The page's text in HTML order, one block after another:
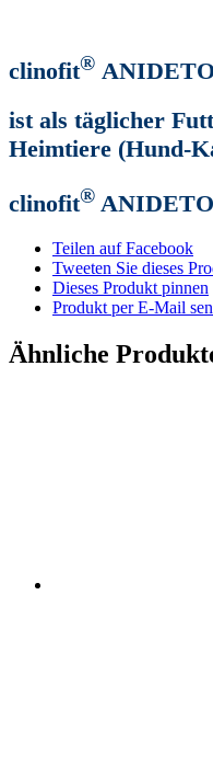
clinofit®
ist als täglicher
Heimtiere (Hund-
clinofit®
Teilen auf Facebook
Tweeten Sie dieses
Dieses Produkt pinnen
Produkt per E-Mail
Ähnliche